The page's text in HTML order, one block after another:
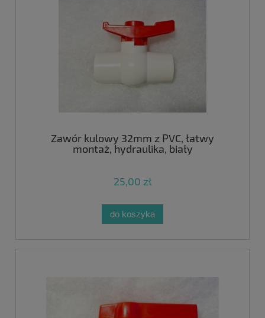
Zawór kulowy 32mm z PVC, łatwy
montaż, hydraulika, biały
25,00 zł
do koszyka